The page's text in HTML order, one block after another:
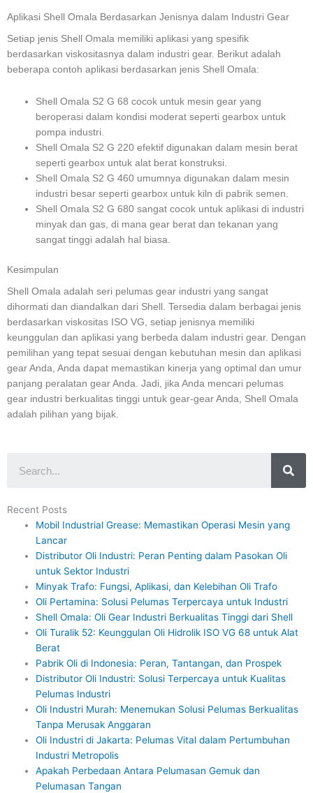
Aplikasi Shell Omala Berdasarkan Jenisnya dalam Industri Gear
Setiap jenis Shell Omala memiliki aplikasi yang spesifik
berdasarkan viskositasnya dalam industri gear. Berikut adalah
beberapa contoh aplikasi berdasarkan jenis Shell Omala:
Shell Omala S2 G 68 cocok untuk mesin gear yang
beroperasi dalam kondisi moderat seperti gearbox untuk
pompa industri.
Shell Omala S2 G 220 efektif digunakan dalam mesin berat
seperti gearbox untuk alat berat konstruksi.
Shell Omala S2 G 460 umumnya digunakan dalam mesin
industri besar seperti gearbox untuk kiln di pabrik semen.
Shell Omala S2 G 680 sangat cocok untuk aplikasi di industri
minyak dan gas, di mana gear berat dan tekanan yang
sangat tinggi adalah hal biasa.
Kesimpulan
Shell Omala adalah seri pelumas gear industri yang sangat
dihormati dan diandalkan dari Shell. Tersedia dalam berbagai jenis
berdasarkan viskositas ISO VG, setiap jenisnya memiliki
keunggulan dan aplikasi yang berbeda dalam industri gear. Dengan
pemilihan yang tepat sesuai dengan kebutuhan mesin dan aplikasi
gear Anda, Anda dapat memastikan kinerja yang optimal dan umur
panjang peralatan gear Anda. Jadi, jika Anda mencari pelumas
gear industri berkualitas tinggi untuk gear-gear Anda, Shell Omala
adalah pilihan yang bijak.
Recent Posts
Mobil Industrial Grease: Memastikan Operasi Mesin yang
Lancar
Distributor Oli Industri: Peran Penting dalam Pasokan Oli
untuk Sektor Industri
Minyak Trafo: Fungsi, Aplikasi, dan Kelebihan Oli Trafo
Oli Pertamina: Solusi Pelumas Terpercaya untuk Industri
Shell Omala: Oli Gear Industri Berkualitas Tinggi dari Shell
Oli Turalik 52: Keunggulan Oli Hidrolik ISO VG 68 untuk Alat
Berat
Pabrik Oli di Indonesia: Peran, Tantangan, dan Prospek
Distributor Oli Industri: Solusi Terpercaya untuk Kualitas
Pelumas Industri
Oli Industri Murah: Menemukan Solusi Pelumas Berkualitas
Tanpa Merusak Anggaran
Oli Industri di Jakarta: Pelumas Vital dalam Pertumbuhan
Industri Metropolis
Apakah Perbedaan Antara Pelumasan Gemuk dan
Pelumasan Tangan